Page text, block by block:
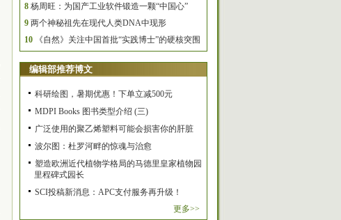
8 杨周旺：为国产工业软件锻造一颗“中国心”
9 两个神秘祖先在现代人类DNA中现形
10
《自然》关注中国首批“实践博士”的硬核突围
编辑部推荐博文
科研绘图，暑期优惠！下单立减500元
MDPI Books 图书类型介绍 (三)
广泛使用的聚乙烯塑料可能会损害你的肝脏
波尔图：杜罗河畔的惊魂与治愈
塑造欧洲近代植物学格局的马德里皇家植物园
里程碑式园长
SCI投稿新消息：APC支付服务再升级！
更多>>